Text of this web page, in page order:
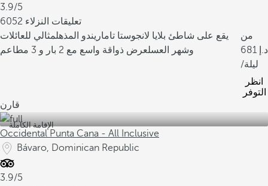
3.9/5
6052 تعليقات النزلاء
يقع على شاطئ بلايا لانجوستا تاماريندو المذهلمثالي للعائلات
وشهر العسلعرض ذواقة واسع مع 2 بار و 3 مطاعم
من
681
/ليلة
انظر
التوفر
قارن
الإقامة الكاملة
Occidental Punta Cana - All Inclusive
Bávaro, Dominican Republic
3.9/5